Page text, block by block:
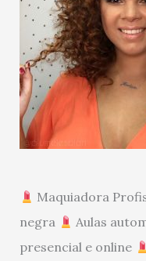
Maquiadora
negra
Aulas
presencial e online